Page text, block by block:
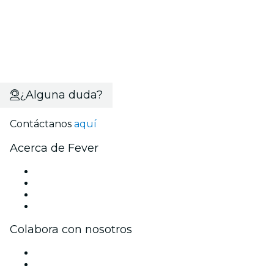
¿Alguna duda?
Contáctanos aquí
Acerca de Fever
Colabora con nosotros